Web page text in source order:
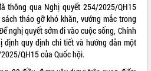
thông qua Nghị quyết 254/2025/QH15
tháo gỡ khó khăn, vướng mắc trong
nghị quyết sớm đi vào cuộc sống, Chính
định quy định chi tiết và hướng dẫn một
QH15 của Quốc hội.